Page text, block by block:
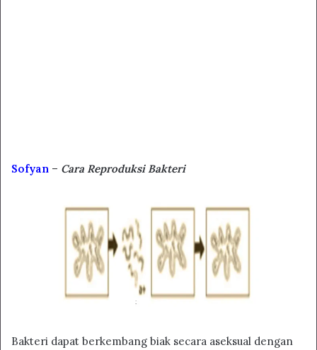
Sofyan – Cara Reproduksi Bakteri
Bakteri dapat berkembang biak secara aseksual dengan